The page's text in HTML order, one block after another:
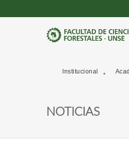
Institucional
NOTICIAS